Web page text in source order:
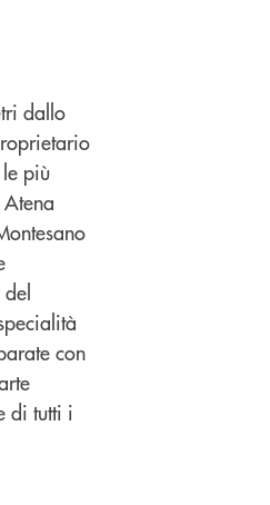
dallo
più
con
di tutti i